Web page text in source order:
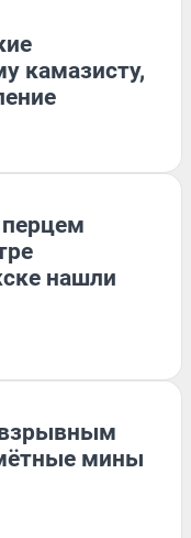
камазисту,
перцем
нашли
мины